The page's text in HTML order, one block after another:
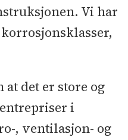
Vi har
det er store og
i
, ventilasjon- og